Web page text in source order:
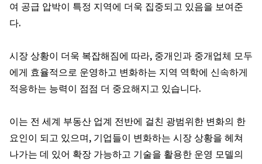
여 공급 압박이 특정 지역에 더욱 집중되고 있음을 보여준
다.
시장 상황이 더욱 복잡해짐에 따라, 중개인과 중개업체 모두
에게 효율적으로 운영하고 변화하는 지역 역학에 신속하게
적응하는 능력이 점점 더 중요해지고 있습니다.
이는 전 세계 부동산 업계 전반에 걸친 광범위한 변화의 한
요인이 되고 있으며, 기업들이 변화하는 시장 상황을 헤쳐
나가는 데 있어 확장 가능하고 기술을 활용한 운영 모델의